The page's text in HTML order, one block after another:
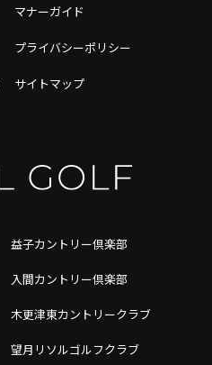
マナーガイド
プライバシーポリシー
サイトマップ
益子カントリー倶楽部
入間カントリー倶楽部
木更津東カントリークラブ
望月リソルゴルフクラブ